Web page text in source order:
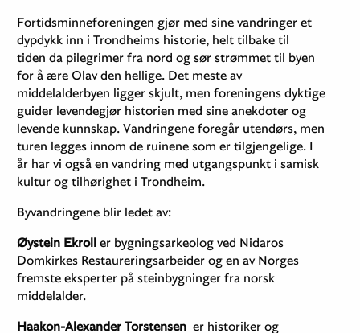
Fortidsminneforeningen gjør med sine vandringer et
dypdykk inn i Trondheims historie, helt tilbake til
tiden da pilegrimer fra nord og sør strømmet til byen
for å ære Olav den hellige. Det meste av
middelalderbyen ligger skjult, men foreningens dyktige
guider levendegjør historien med sine anekdoter og
levende kunnskap. Vandringene foregår utendørs, men
turen legges innom de ruinene som er tilgjengelige. I
år har vi også en vandring med utgangspunkt i samisk
kultur og tilhørighet i Trondheim.
Byvandringene blir ledet av:
Øystein Ekroll er bygningsarkeolog ved Nidaros
Domkirkes Restaureringsarbeider og en av Norges
fremste eksperter på steinbygninger fra norsk
middelalder.
Haakon-Alexander Torstensen er historiker og